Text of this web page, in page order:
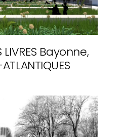
Bayonne,
ATLANTIQUES